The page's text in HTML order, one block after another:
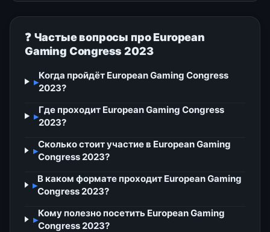
❓ Частые вопросы про European
Gaming Congress 2023
▸
Когда пройдёт European Gaming Congress
2023?
▸
Где проходит European Gaming Congress
2023?
▸
Сколько стоит участие в European Gaming
Congress 2023?
▸
В каком формате проходит European Gaming
Congress 2023?
▸
Кому полезно посетить European Gaming
Congress 2023?